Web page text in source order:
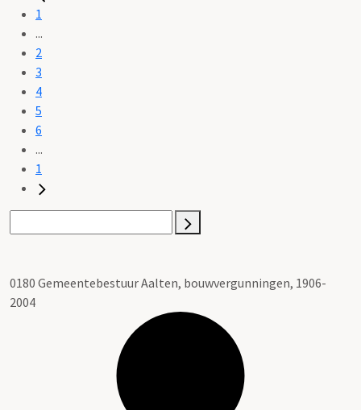
1
...
2
3
4
5
6
...
1
0180 Gemeentebestuur Aalten, bouwvergunningen, 1906-
2004